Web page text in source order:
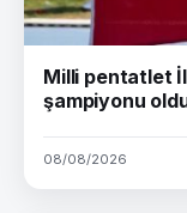
Milli pentatlet
şampiyonu
08/08/2026